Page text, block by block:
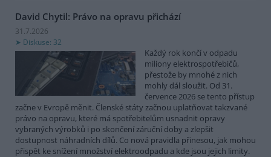
David Chytil: Právo na opravu přichází
31.7.2026
Diskuse: 32
Každý rok končí v odpadu
miliony elektrospotřebičů,
přestože by mnohé z nich
mohly dál sloužit. Od 31.
července 2026 se tento přístup
začne v Evropě měnit. Členské státy začnou uplatňovat takzvané
právo na opravu, které má spotřebitelům usnadnit opravy
vybraných výrobků i po skončení záruční doby a zlepšit
dostupnost náhradních dílů. Co nová pravidla přinesou, jak mohou
přispět ke snížení množství elektroodpadu a kde jsou jejich limity.